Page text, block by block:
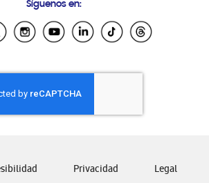
Samsung Ecuador
Samsung El Salvador
Samsung Honduras
Samsung Nicaragua
Samsung Panamá
Samsung Venezuela
Síguenos en:
Privacidad Legal